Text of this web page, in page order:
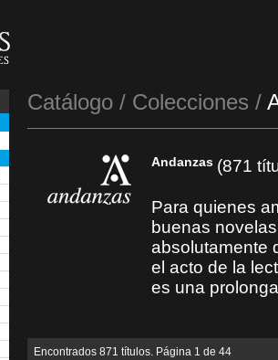
Catálogo / Colecciones /
Andanzas (871
Para quienes
buenas
absolutamente
el acto de la
es una
Encontrados 871 títulos. Página 1 de 44